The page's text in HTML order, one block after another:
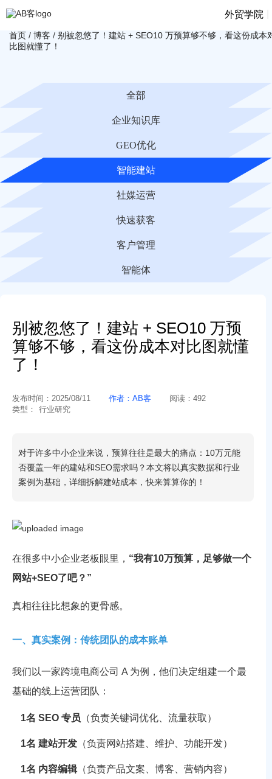
外贸学院
首页 / 博客 / 别被忽悠了！建站 + SEO10 万预算够不够，看这份成本
比图就懂了！
全部
企业知识库
GEO优化
智能建站
社媒运营
快速获客
客户管理
智能体
别被忽悠了！建站 + SEO10 万预
算够不够，看这份成本对比图就懂
了！
发布时间： 2025/08/11 作者： AB客 阅读： 492
类型：
行业研究
对于许多中小企业来说，预算往往是最大的痛点：10万元能
否覆盖一年的建站和SEO需求吗？本文将以真实数据和行业
案例为基础，详细拆解建站成本，快来算算你的！
在很多中小企业老板眼里， “我有10万预算，足够做一个
网站+SEO了吧？”
真相往往比想象的更骨感。
一、真实案例：传统团队的成本账单
我们以一家跨境电商公司 A 为例，他们决定组建一个最
基础的线上运营团队：
1名 SEO 专员 （负责关键词优化、流量获取）
1名 建站开发 （负责网站搭建、维护、功能开发）
1名 内容编辑（负责产品文案、博客、营销内容）